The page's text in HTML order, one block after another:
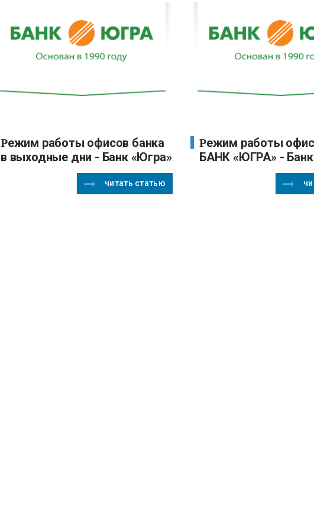
Режим работы офисов банка
в выходные дни - Банк «Югра»
читать статью
Режим работы офисов ПАО
БАНК «ЮГРА» -